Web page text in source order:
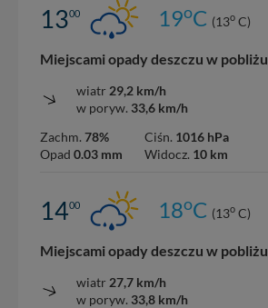
1300 19oC (13o C)
Miejscami opady deszczu w pobliżu
wiatr 29,2 km/h
w poryw. 33,6 km/h
Zachm. 78%
Opad 0.03 mm
Ciśn. 1016 hPa
Widocz. 10 km
1400 18oC (13o C)
Miejscami opady deszczu w pobliżu
wiatr 27,7 km/h
w poryw. 33,8 km/h